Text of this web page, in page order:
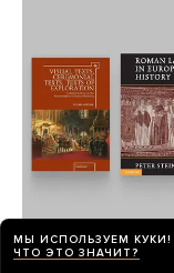
МЫ ИСПОЛЬЗУЕМ КУКИ!
ЧТО ЭТО ЗНАЧИТ?